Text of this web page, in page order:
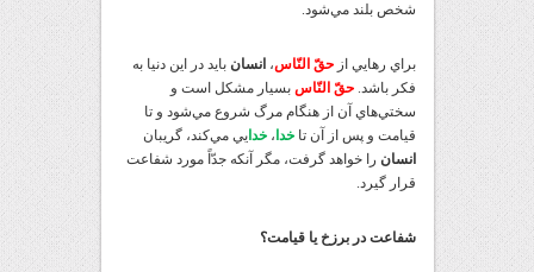
شخص بلند مي‌شود.
براي رهايي ازحقّ النّاس، انسان بايد در اين دنيا به
فکر باشد.حقّ النّاسبسيار مشکل است و
سختي‌هاي آن از هنگام مرگ شروع مي‌شود و تا
قيامت و پس از آن تاخدا ،خدايي مي‌کند، گريبان
انسان را خواهد گرفت، مگر آنکه جدّاً مورد شفاعت
قرار گيرد.
شفاعت در برزخ يا قيامت؟